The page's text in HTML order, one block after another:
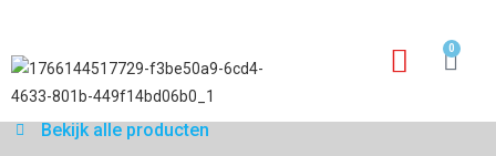
0
Bekijk alle producten